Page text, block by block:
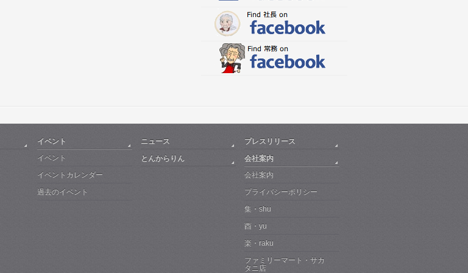
イベント
イベント
イベントカレンダー
過去のイベント
ニュース プレスリリース
とんからりん 会社案内
会社案内
プライバシーポリシー
集・shu
酉・yu
楽・raku
ファミリーマート・サカ
タニ店